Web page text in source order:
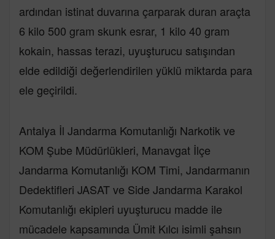
ardından istinat duvarına çarparak duran araçta
6 kilo 500 gram skunk esrar, 1 kilo 40 gram
kokain, hassas terazi, uyuşturucu satışından
elde edildiği değerlendirilen yüklü miktarda para
ele geçirildi.
Antalya İl Jandarma Komutanlığı Narkotik ve
KOM Şube Müdürlükleri, Manavgat İlçe
Jandarma Komutanlığı KOM Timi, Jandarmanın
Dedektifleri JASAT ve Side Jandarma Karakol
Komutanlığı ekipleri uyuşturucu madde ile
mücadele kapsamında Ümit Kılcı isimli şahsın